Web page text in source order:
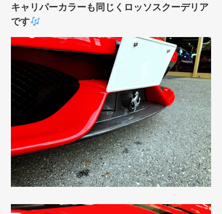
キャリパーカラーも同じくロッソスクーデリア
です